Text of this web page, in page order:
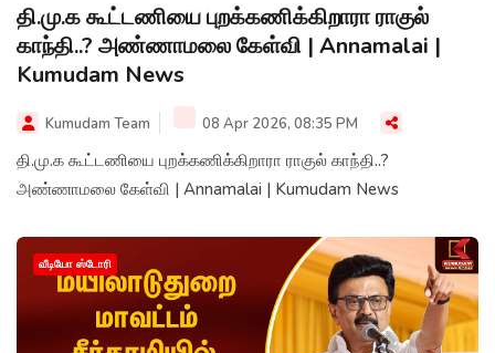
தி.மு.க கூட்டணியை புறக்கணிக்கிறாரா ராகுல்
காந்தி..? அண்ணாமலை கேள்வி | Annamalai |
Kumudam News
Kumudam Team 08 Apr 2026, 08:35 PM
தி.மு.க கூட்டணியை புறக்கணிக்கிறாரா ராகுல் காந்தி..?
அண்ணாமலை கேள்வி | Annamalai | Kumudam News
வீடியோ ஸ்டோரி